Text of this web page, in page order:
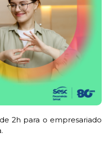
2h para o empresariado